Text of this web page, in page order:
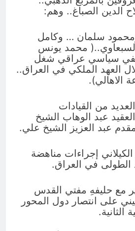
الدين الصباغ.. وهم:
سلمان … وكامل
محمد يونس
سياسي عراقي شغل
العهد الملكي في العراق..
الاهالي).
من القيادات
عبد الوهاب الشيخ
عبد العزيز الشيخ علي.
إجراءات مناهضة
الطولى في العراق.
مع حليفهِ مفتي القدس
على انتصار دول المحور
الثانية.